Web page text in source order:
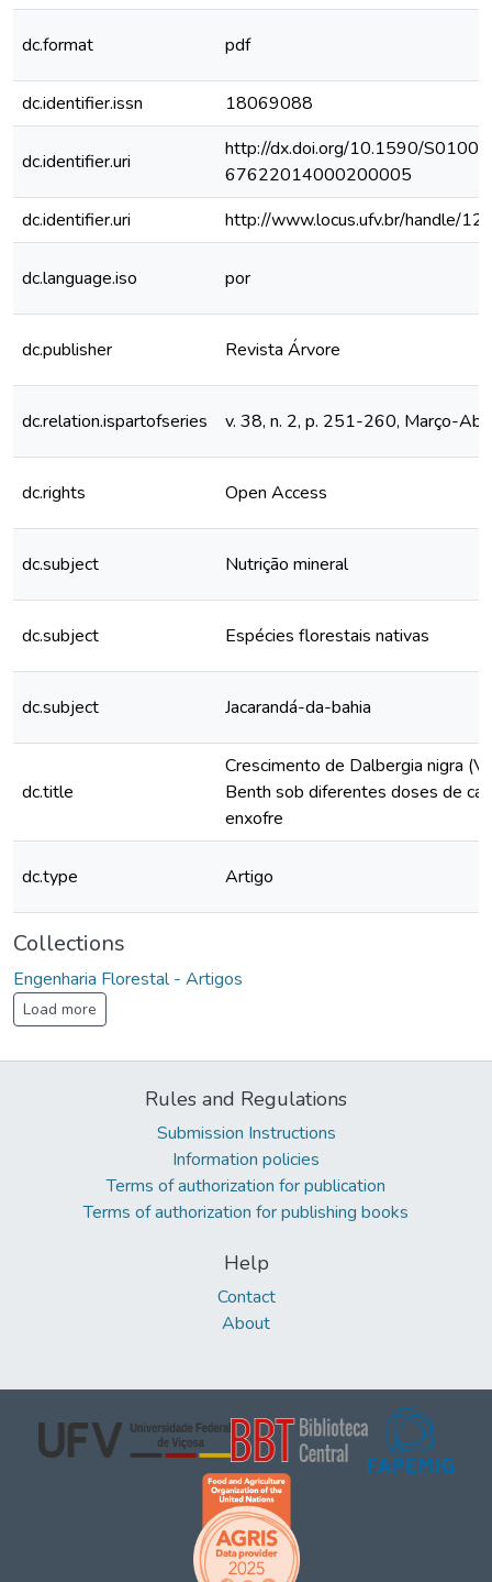
dc.format pdf
dc.identifier.issn 18069088
dc.identifier.uri
http://dx.doi.org/10.1590/S0100-
67622014000200005
dc.identifier.uri
http://www.locus.ufv.br/handle/
dc.language.iso por
dc.publisher Revista Árvore
dc.relation.ispartofseries v. 38, n. 2, p. 251-260, Março-
dc.rights Open Access
dc.subject Nutrição mineral
dc.subject Espécies florestais nativas
dc.subject Jacarandá-da-bahia
dc.title
Crescimento de Dalbergia nigra
Benth sob diferentes doses de
enxofre
dc.type Artigo
Collections
Engenharia Florestal - Artigos
Load more
Rules and Regulations
Submission Instructions
Information policies
Terms of authorization for publication
Terms of authorization for publishing books
Help
Contact
About